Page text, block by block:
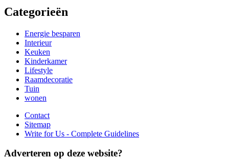
Categorieën
Energie besparen
Interieur
Keuken
Kinderkamer
Lifestyle
Raamdecoratie
Tuin
wonen
Contact
Sitemap
Write for Us - Complete Guidelines
Adverteren op deze website?